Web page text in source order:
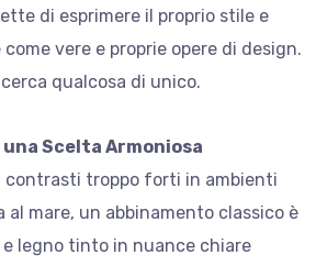
di esprimere il proprio stile e
vere e proprie opere di design.
qualcosa di unico.
Scelta Armoniosa
contrasti troppo forti in ambienti
al mare, un abbinamento classico è
e legno tinto in nuance chiare